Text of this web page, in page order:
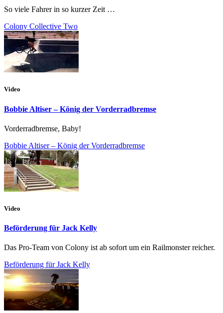
So viele Fahrer in so kurzer Zeit …
Colony Collective Two
Video
Bobbie Altiser – König der Vorderradbremse
Vorderradbremse, Baby!
Bobbie Altiser – König der Vorderradbremse
Video
Beförderung für Jack Kelly
Das Pro-Team von Colony ist ab sofort um ein Railmonster reicher.
Beförderung für Jack Kelly